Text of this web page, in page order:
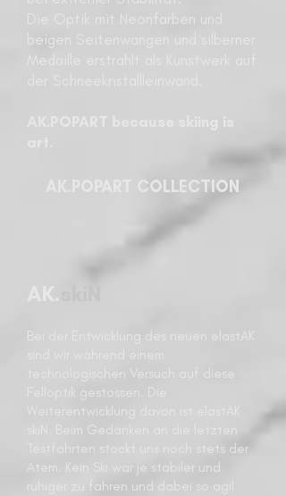
Die Optik mit Neonfarben und
beigen Seitenwangen und silberner
Medaille erstrahlt als Kunstwerk auf
AK.POPART COLLECTION
Bei der Entwicklung des neuen elastAK
sind wir während einem
technologischen Versuch auf diese
Felloptik gestossen. Die
Weiterentwicklung davon ist elastAK
skiN. Beim Gedanken an die letzten
Testfahrten stockt uns noch stets der
Atem. Kein Ski war je stabiler und
ruhiger zu fahren und dabei so agil